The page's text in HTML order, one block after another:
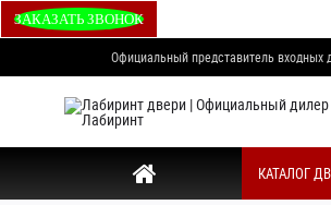
ЗАКАЗАТЬ ЗВОНОК
Официальный представитель
КАТАЛОГ